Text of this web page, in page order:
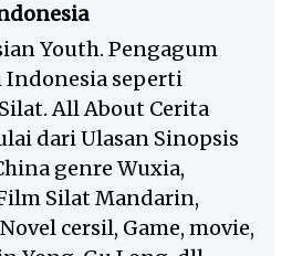
Youth. Pengagum
Indonesia seperti
All About Cerita
dari Ulasan Sinopsis
genre Wuxia,
Silat Mandarin,
cersil, Game, movie,